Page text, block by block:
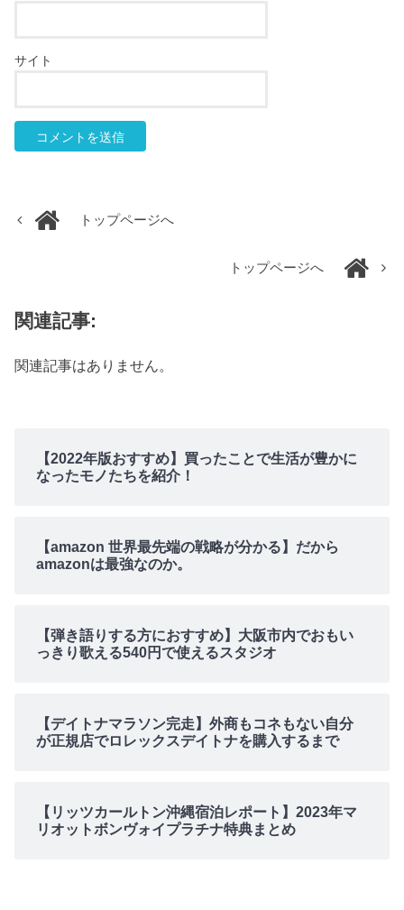
サイト
トップページへ
トップページへ
関連記事:
関連記事はありません。
【2022年版おすすめ】買ったことで生活が豊かに
なったモノたちを紹介！
【amazon 世界最先端の戦略が分かる】だから
amazonは最強なのか。
【弾き語りする方におすすめ】大阪市内でおもい
っきり歌える540円で使えるスタジオ
【デイトナマラソン完走】外商もコネもない自分
が正規店でロレックスデイトナを購入するまで
【リッツカールトン沖縄宿泊レポート】2023年マ
リオットボンヴォイプラチナ特典まとめ